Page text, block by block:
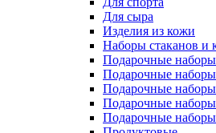
Для сыра
Изделия из кожи
Наборы стаканов и
Подарочные
Подарочные наборы
Подарочные
Подарочные наборы
Подарочные